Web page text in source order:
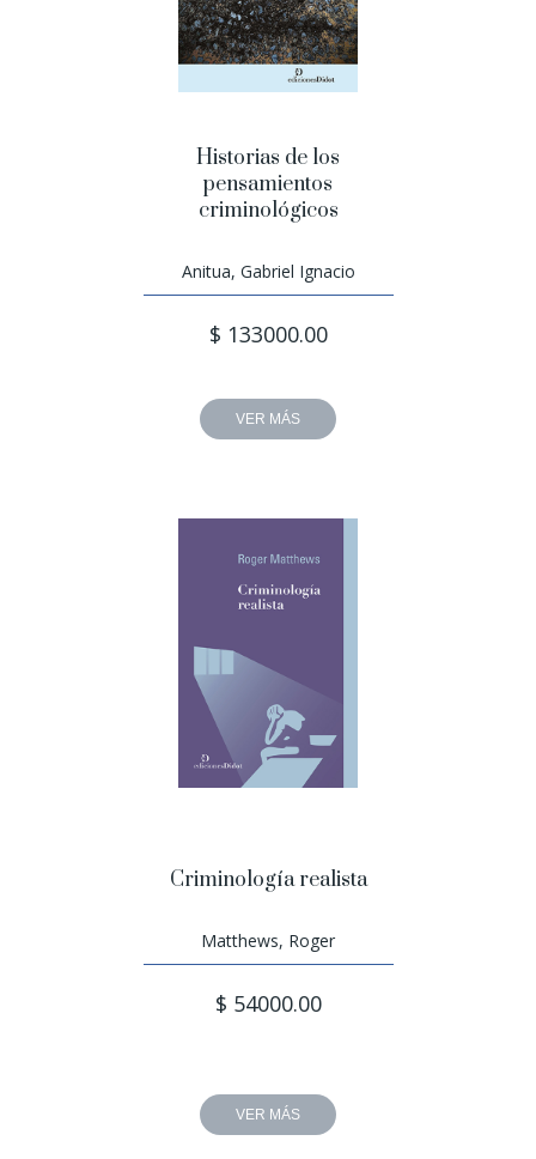
Historias de los
pensamientos
criminológicos
Anitua, Gabriel Ignacio
$ 133000.00
VER MÁS
Criminología realista
Matthews, Roger
$ 54000.00
VER MÁS